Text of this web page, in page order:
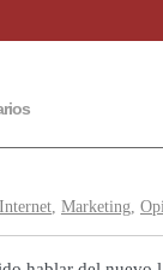
Internet, Marketing,